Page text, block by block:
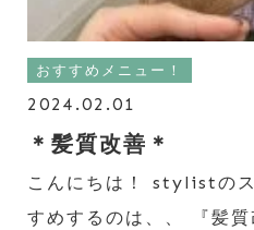
おすすめメニュー！
2024.02.01
＊髪質改善＊
こんにちは！ stylistの
すめするのは、、 『髪質